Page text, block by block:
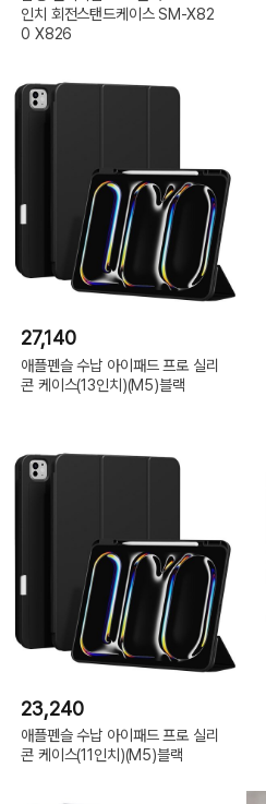
인치 회전스탠드케이스 SM-X82
0 X826
27,140
애플펜슬 수납 아이패드 프로 실리
콘 케이스(13인치)(M5)블랙
23,240
애플펜슬 수납 아이패드 프로 실리
콘 케이스(11인치)(M5)블랙